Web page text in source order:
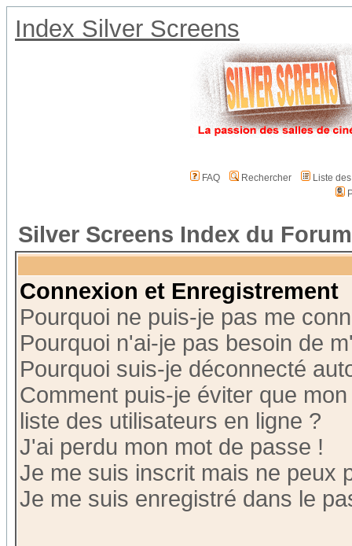
Index Silver Screens
FAQ Rechercher
Liste
Silver Screens Index du Forum
Connexion et Enregistrement
Pourquoi ne puis-je pas me
Pourquoi n'ai-je pas besoin de
Pourquoi suis-je déconnecté
Comment puis-je éviter que
liste des utilisateurs en ligne ?
J'ai perdu mon mot de passe !
Je me suis inscrit mais ne peux
Je me suis enregistré dans le